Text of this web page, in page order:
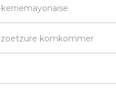
zoetzure komkommer